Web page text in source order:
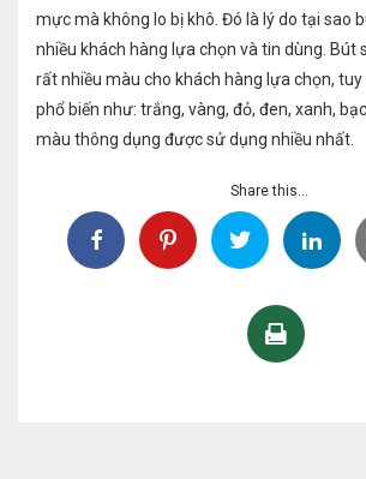
mực mà không lo bị khô. Đó là lý do tại sao
nhiều khách hàng lựa chọn và tin dùng. Bút
rất nhiều màu cho khách hàng lựa chọn,
phổ biến như: trắng, vàng, đỏ, đen, xanh,
màu thông dụng được sử dụng nhiều nhất.
Share this...